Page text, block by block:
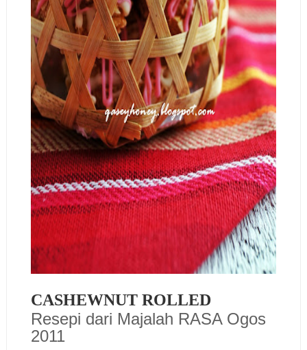
CASHEWNUT ROLLED
Resepi dari Majalah RASA Ogos
2011